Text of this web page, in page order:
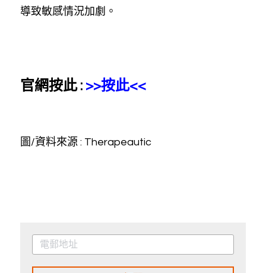
導致敏感情況加劇。
官網按此 : >>按此<<
圖/資料來源 : Therapeautic